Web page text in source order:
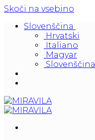
Skoči na vsebino
Slovenščina
Hrvatski
Italiano
Magyar
Slovenščina